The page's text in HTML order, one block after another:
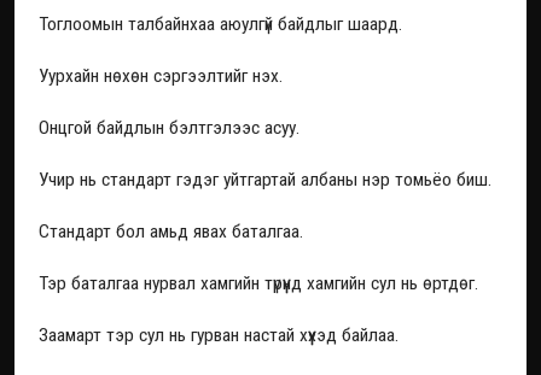
Тоглоомын талбайнхаа аюулгүй байдлыг шаард.
Уурхайн нөхөн сэргээлтийг нэх.
Онцгой байдлын бэлтгэлээс асуу.
Учир нь стандарт гэдэг уйтгартай албаны нэр томьёо биш.
Стандарт бол амьд явах баталгаа.
Тэр баталгаа нурвал хамгийн түрүүнд хамгийн сул нь өртдөг.
Заамарт тэр сул нь гурван настай хүүхэд байлаа.